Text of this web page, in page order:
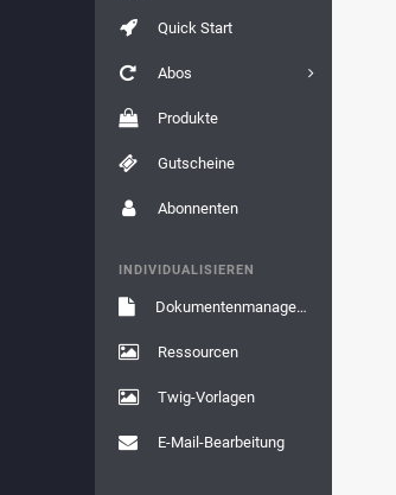
Quick Start
Abos
Produkte
Gutscheine
Abonnenten
INDIVIDUALISIEREN
Dokumentenmanagement
Ressourcen
Twig-Vorlagen
E-Mail-Bearbeitung